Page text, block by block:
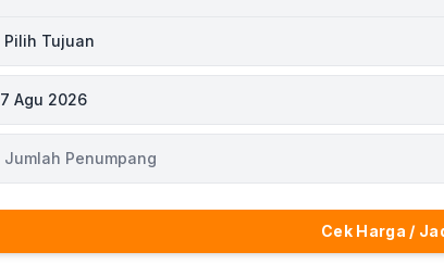
Pilih Tujuan
7 Agu 2026
Jumlah Penumpang
Cek Harga /